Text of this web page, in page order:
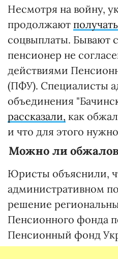
Несмотря на войну,
продолжают
соцвыплаты. Бывают
пенсионер не
действиями
(ПФУ). Специалисты
объединения
рассказали, как
и что для этого
Можно ли
Юристы объяснили,
административном
решение
Пенсионного фонда
Пенсионный фонд